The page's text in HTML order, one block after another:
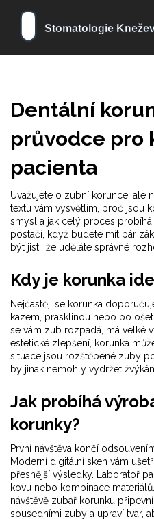
Dentální
průvodce pro
pacienta
Uvažujete o zubní korunce, ale
textu vám vysvětlím, proč jsou
smysl a jak celý proces
postačí, když budete mít pár
být jisti, že uděláte správné
Kdy je korunka
Nejčastěji se korunka
kazem, prasklinou nebo po
se vám zub rozpadá, má velké
estetické zlepšení, korunka
situace jsou rozštěpené zuby
by jinak nemohly vydržet
Jak probíhá
korunky?
První návštěva končí
Moderní digitální sken vám
přesnější výsledky. Laboratoř
kovu nebo kombinace
návštěvě zubař korunku
sousedními zuby a upraví tvar,